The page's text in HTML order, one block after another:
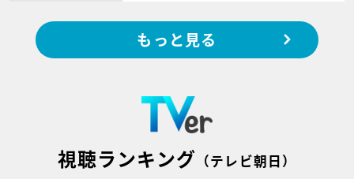
もっと見る
視聴ランキング （テレビ朝日）